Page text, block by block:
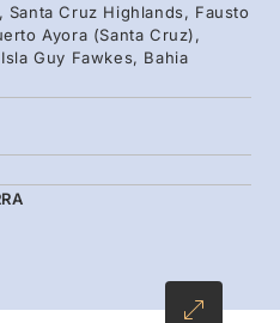
cada momento
a vida selvagem
leões-marinhos,
e muito mais.
Cruz Highlands, Fausto
Ayora (Santa Cruz),
Guy Fawkes, Bahia